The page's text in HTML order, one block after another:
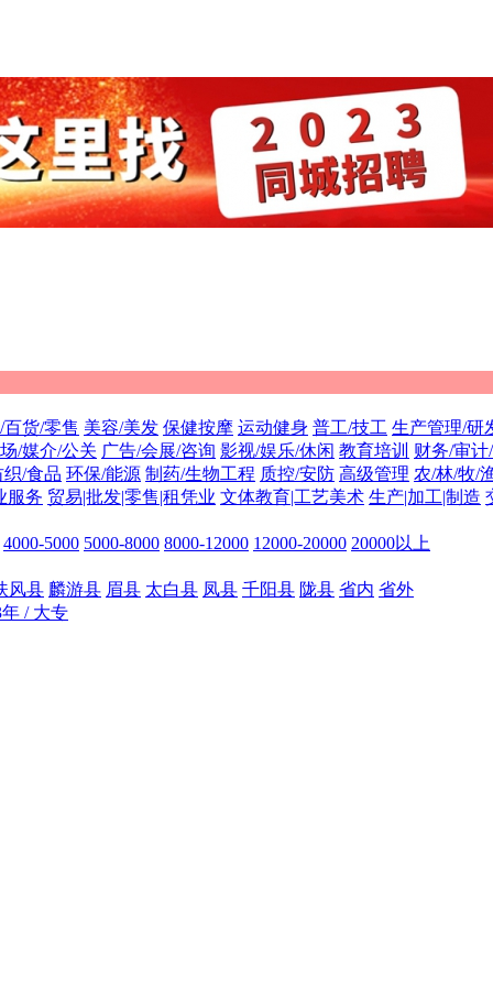
百货/零售 美容/美发 保健按摩 运动健身 普工/技工 生产管理/研
/媒介/公关 广告/会展/咨询 影视/娱乐/休闲 教育培训 财务/审计
/食品 环保/能源 制药/生物工程 质控/安防 高级管理 农/林/牧/
服务 贸易|批发|零售|租凭业 文体教育|工艺美术 生产|加工|制造
4000-5000 5000-8000 8000-12000 12000-20000 20000以上
风县 麟游县 眉县 太白县 凤县 千阳县 陇县 省内 省外
年 / 大专